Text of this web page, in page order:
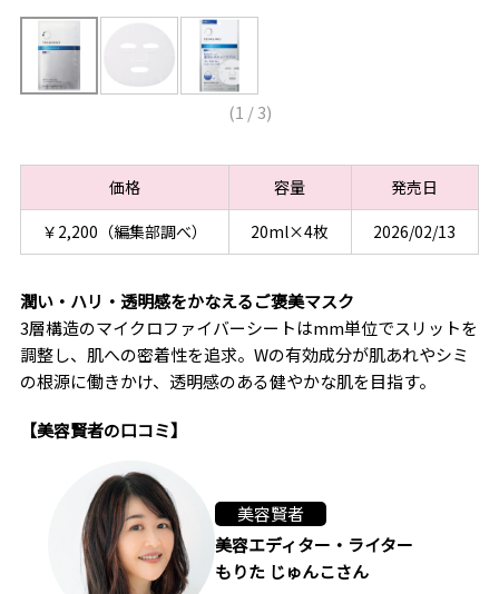
(1 /3)
価格 容量
発売日
￥2,200（編集部調べ）
20ml×4枚 2026/02/13
潤い・ハリ・透明感をかなえるご褒美マスク
3層構造のマイクロファイバーシートはmm単位でスリットを
調整し、肌への密着性を追求。Wの有効成分が肌あれやシミ
の根源に働きかけ、透明感のある健やかな肌を目指す。
【美容賢者の口コミ】
美容賢者
美容エディター・ライター
もりた じゅんこさん